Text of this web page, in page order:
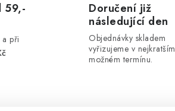
59,-
při
Doručení již
následující den
Objednávky skladem
vyřizujeme v nejkratším
možném termínu.